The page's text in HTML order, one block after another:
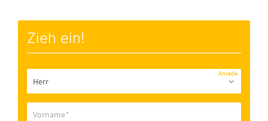
Zieh ein!
Anrede
Vorname*